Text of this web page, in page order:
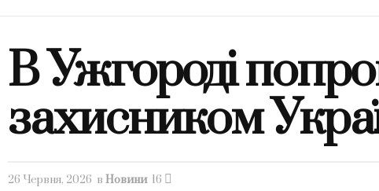
В Ужгороді
захисником
26 Червня, 2026 в Новини 16